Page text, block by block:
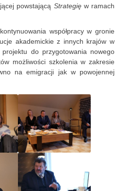
powstającą Strategięw ramach
współpracy w gronie
akademickie z innych krajów w
do przygotowania nowego
możliwości szkolenia w zakresie
na emigracji jak w powojennej